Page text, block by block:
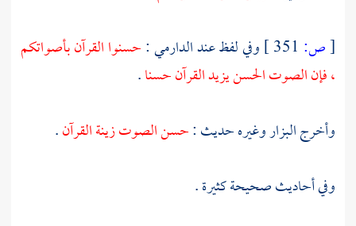
[ص: وفي لفظ عندالدارمي:حسنوا القرآن بأصواتكم
، فإن الصوت الحسن يزيد القرآن حسنا.
وأخرجالبزاروغيره حديث :حسن الصوت زينة القرآن.
وفي أحاديث صحيحة كثيرة .